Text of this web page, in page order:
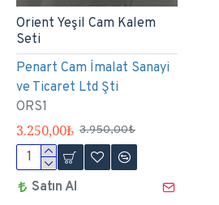
Penart Cam İmalat Sanayi
ve Ticaret Ltd Şti
ORS1
Orient Yeşil Cam Kalem
Seti
3.250,00₺ 3.950,00₺
Satın Al